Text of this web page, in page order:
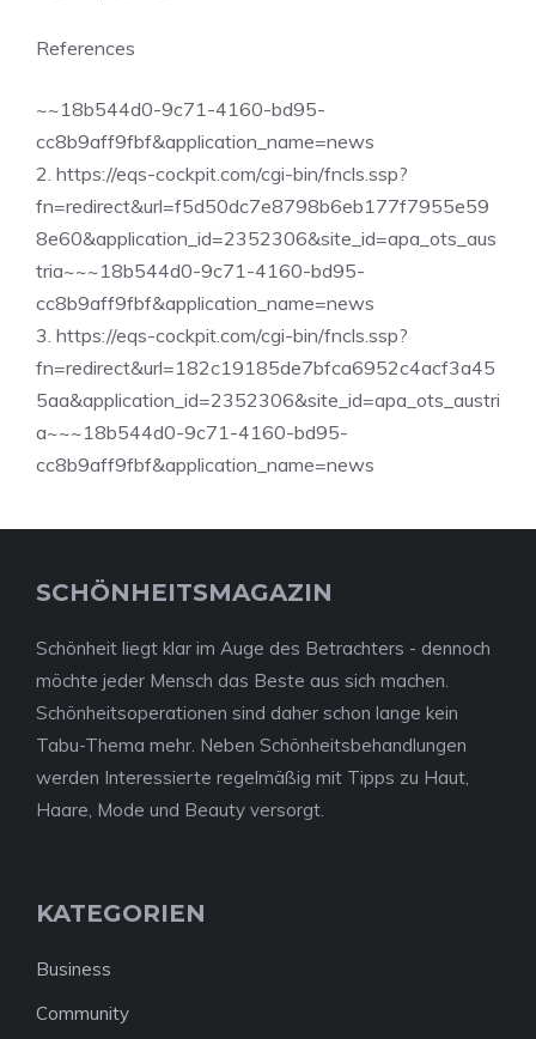
References
~~18b544d0-9c71-4160-bd95-
cc8b9aff9fbf&application_name=news
2. https://eqs-cockpit.com/cgi-bin/fncls.ssp?
fn=redirect&url=f5d50dc7e8798b6eb177f7955e59
8e60&application_id=2352306&site_id=apa_ots_aus
tria~~~18b544d0-9c71-4160-bd95-
cc8b9aff9fbf&application_name=news
3. https://eqs-cockpit.com/cgi-bin/fncls.ssp?
fn=redirect&url=182c19185de7bfca6952c4acf3a45
5aa&application_id=2352306&site_id=apa_ots_austri
a~~~18b544d0-9c71-4160-bd95-
cc8b9aff9fbf&application_name=news
SCHÖNHEITSMAGAZIN
Schönheit liegt klar im Auge des Betrachters - dennoch
möchte jeder Mensch das Beste aus sich machen.
Schönheitsoperationen sind daher schon lange kein
Tabu-Thema mehr. Neben Schönheitsbehandlungen
werden Interessierte regelmäßig mit Tipps zu Haut,
Haare, Mode und Beauty versorgt.
KATEGORIEN
Business
Community